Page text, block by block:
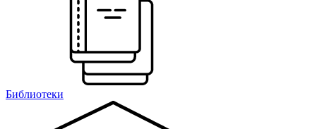
Библиотеки